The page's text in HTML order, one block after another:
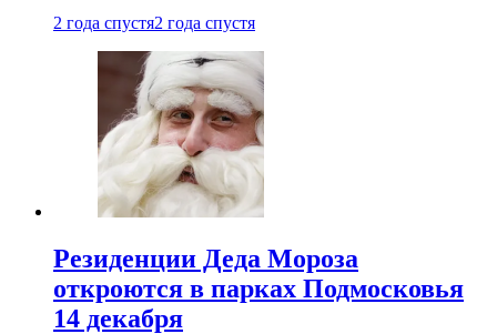
2 года спустя2 года спустя
Резиденции Деда Мороза
откроются в парках Подмосковья
14 декабря